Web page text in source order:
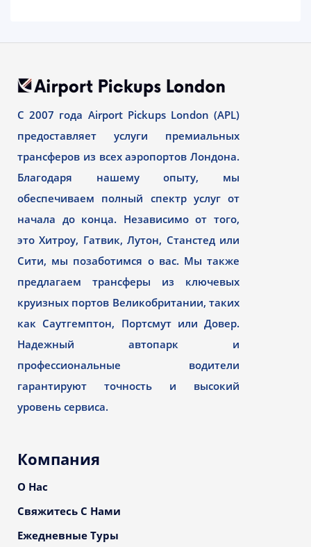
С 2007 года Airport Pickups London (APL)
предоставляет услуги премиальных
трансферов из всех аэропортов Лондона.
Благодаря нашему опыту, мы
обеспечиваем полный спектр услуг от
начала до конца. Независимо от того,
это Хитроу, Гатвик, Лутон, Станстед или
Сити, мы позаботимся о вас. Мы также
предлагаем трансферы из ключевых
круизных портов Великобритании, таких
как Саутгемптон, Портсмут или Довер.
Надежный автопарк и
профессиональные водители
гарантируют точность и высокий
уровень сервиса.
Компания
О Нас
Свяжитесь С Нами
Ежедневные Туры